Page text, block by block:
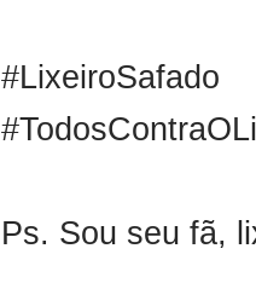
#LixeiroSafado
Ps. Sou seu fã,